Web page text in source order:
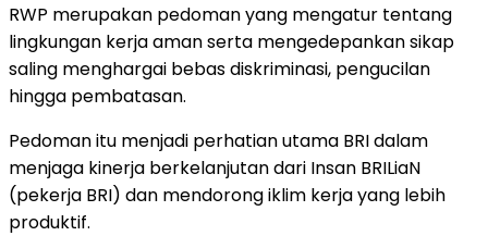
RWP merupakan pedoman yang mengatur tentang
lingkungan kerja aman serta mengedepankan sikap
saling menghargai bebas diskriminasi, pengucilan
hingga pembatasan.
Pedoman itu menjadi perhatian utama BRI dalam
menjaga kinerja berkelanjutan dari Insan BRILiaN
(pekerja BRI) dan mendorong iklim kerja yang lebih
produktif.